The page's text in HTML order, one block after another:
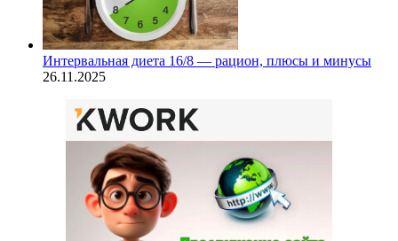
Интервальная диета 16/8 — рацион, плюсы и минусы
26.11.2025